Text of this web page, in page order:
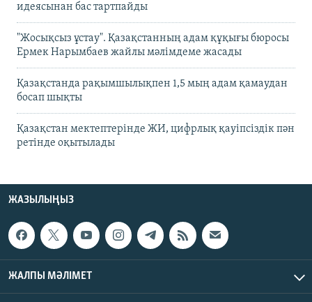
идеясынан бас тартпайды
"Жосықсыз ұстау". Қазақстанның адам құқығы бюросы
Ермек Нарымбаев жайлы мәлімдеме жасады
Қазақстанда рақымшылықпен 1,5 мың адам қамаудан
босап шықты
Қазақстан мектептерінде ЖИ, цифрлық қауіпсіздік пән
ретінде оқытылады
ЖАЗЫЛЫҢЫЗ
ЖАЛПЫ МӘЛІМЕТ